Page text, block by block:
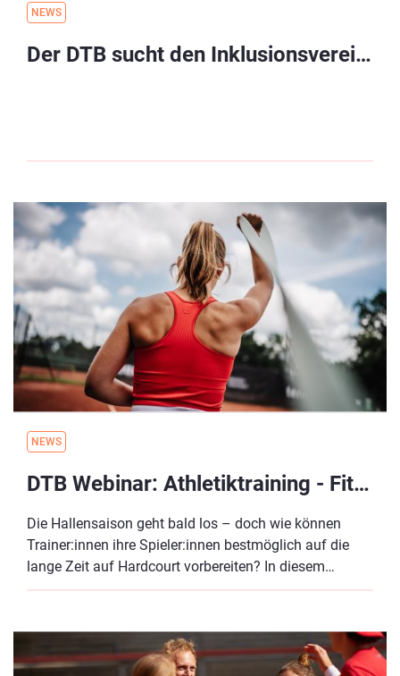
NEWS
Der DTB sucht den Inklusionsverein des Jahres 2025
NEWS
DTB Webinar: Athletiktraining - Fit in die Hallensaison
Die Hallensaison geht bald los – doch wie können
Trainer:innen ihre Spieler:innen bestmöglich auf die
lange Zeit auf Hardcourt vorbereiten? In diesem
Webinar erhaltet ihr praxisnahe Tipps und konkrete
begleiten.